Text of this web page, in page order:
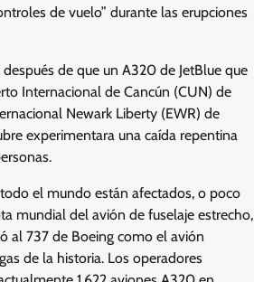
de vuelo” durante las erupciones
de que un A320 de JetBlue que
Internacional de Cancún (CUN) de
Newark Liberty (EWR) de
experimentara una caída repentina
el mundo están afectados, o poco
mundial del avión de fuselaje estrecho,
al 737 de Boeing como el avión
de la historia. Los operadores